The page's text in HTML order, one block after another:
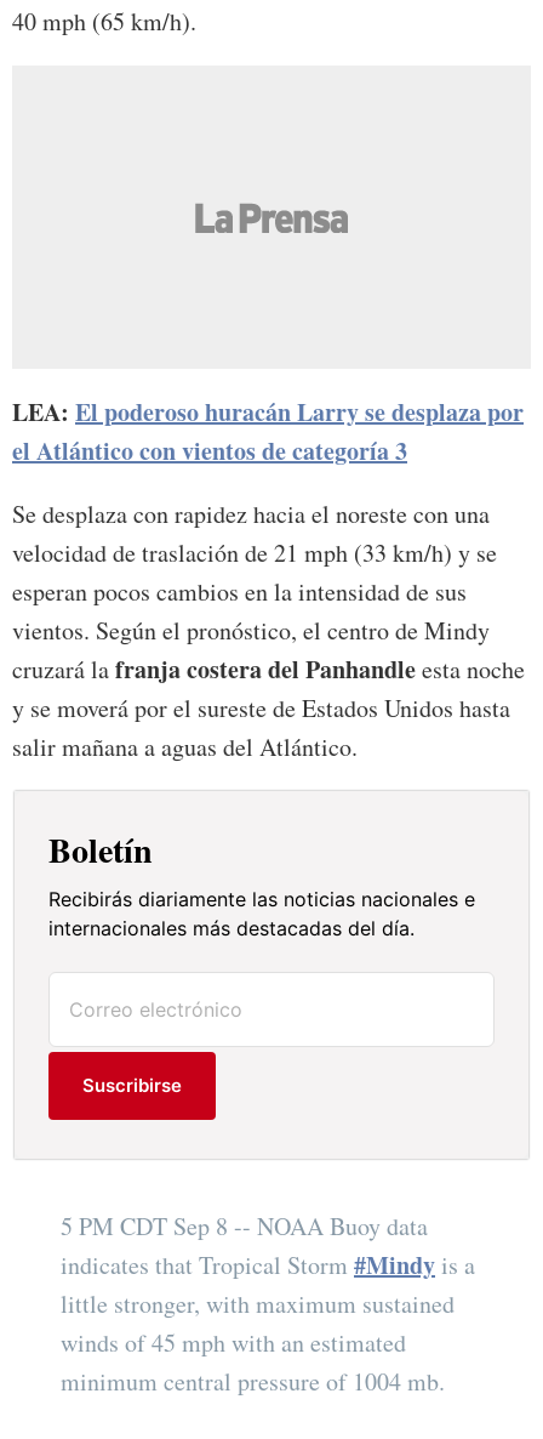
40 mph (65 km/h).
LEA: El poderoso huracán Larry se desplaza por
el Atlántico con vientos de categoría 3
Se desplaza con rapidez hacia el noreste con una
velocidad de traslación de 21 mph (33 km/h) y se
esperan pocos cambios en la intensidad de sus
vientos. Según el pronóstico, el centro de Mindy
cruzará lafranja costera del Panhandleesta noche
y se moverá por el sureste de Estados Unidos hasta
salir mañana a aguas del Atlántico.
Boletín
Recibirás diariamente las noticias nacionales e
internacionales más destacadas del día.
Suscribirse
5 PM CDT Sep 8 -- NOAA Buoy data
indicates that Tropical Storm #Mindyis a
little stronger, with maximum sustained
winds of 45 mph with an estimated
minimum central pressure of 1004 mb.